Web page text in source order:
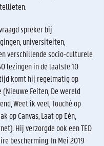
spreker bij
universiteiten,
verschillende socio-culturele
lezingen in de laatste 10
komt hij regelmatig op
Feiten, De wereld
Weet ik veel, Touché op
op Canvas, Laat op Eén,
Hij verzorgde ook een TED
bescherming. In Mei 2019